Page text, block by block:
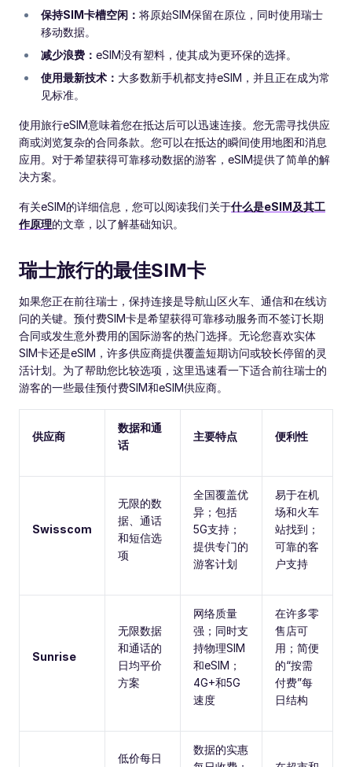
保持SIM卡槽空闲： 将原始SIM保留在原位，同时使用瑞士
移动数据。
减少浪费： eSIM没有塑料，使其成为更环保的选择。
使用最新技术： 大多数新手机都支持eSIM，并且正在成为常
见标准。
使用旅行eSIM意味着您在抵达后可以迅速连接。您无需寻找供应
商或浏览复杂的合同条款。您可以在抵达的瞬间使用地图和消息
应用。对于希望获得可靠移动数据的游客，eSIM提供了简单的解
决方案。
有关eSIM的详细信息，您可以阅读我们关于什么是eSIM及其工
作原理的文章，以了解基础知识。
瑞士旅行的最佳SIM卡
如果您正在前往瑞士，保持连接是导航山区火车、通信和在线访
问的关键。预付费SIM卡是希望获得可靠移动服务而不签订长期
合同或发生意外费用的国际游客的热门选择。无论您喜欢实体
SIM卡还是eSIM，许多供应商提供覆盖短期访问或较长停留的灵
活计划。为了帮助您比较选项，这里迅速看一下适合前往瑞士的
游客的一些最佳预付费SIM和eSIM供应商。
供应商
数据和通
话
主要特点 便利性
Swisscom
无限的数
据、通话
和短信选
项
全国覆盖优
异；包括
5G支持；
提供专门的
游客计划
易于在机
场和火车
站找到；
可靠的客
户支持
Sunrise
无限数据
和通话的
日均平价
方案
网络质量
强；同时支
持物理SIM
和eSIM；
4G+和5G
速度
在许多零
售店可
用；简便
的“按需
付费”每
日结构
低价每日
数据的实惠